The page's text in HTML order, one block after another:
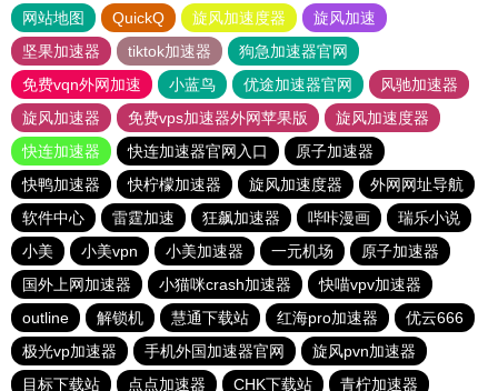
网站地图 QuickQ 旋风加速度器
旋风加速
坚果加速器
tiktok加速器
狗急加速器官网
免费vqn外网加速
小蓝鸟 优途加速器官网
风驰加速器
旋风加速器
免费vps加速器外网苹果版
旋风加速度器
快连加速器
快连加速器官网入口
原子加速器
快鸭加速器
快柠檬加速器 旋风加速度器
外网网址导航
软件中心
雷霆加速 狂飙加速器 哔咔漫画
瑞乐小说
小美
小美vpn 小美加速器 一元机场
原子加速器
国外上网加速器
小猫咪crash加速器
快喵vpv加速器
outline
解锁机 慧通下载站 红海pro加速器
优云666
极光vp加速器
手机外国加速器官网
旋风pvn加速器
目标下载站
点点加速器 CHK下载站 青柠加速器